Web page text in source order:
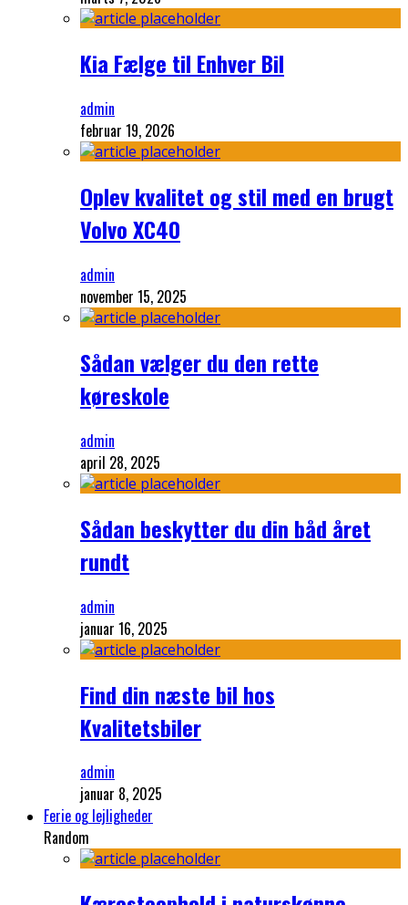
Kia Fælge til Enhver Bil
admin
februar 19, 2026
Oplev kvalitet og stil med en brugt
Volvo XC40
admin
november 15, 2025
Sådan vælger du den rette
køreskole
admin
april 28, 2025
Sådan beskytter du din båd året
rundt
admin
januar 16, 2025
Find din næste bil hos
Kvalitetsbiler
admin
januar 8, 2025
Ferie og lejligheder
Random